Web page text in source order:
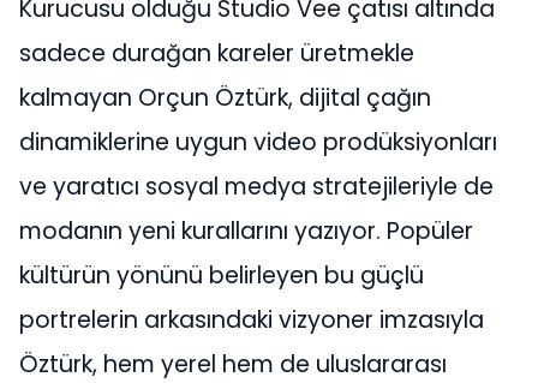
Kurucusu olduğu Studio Vee çatısı altında
sadece durağan kareler üretmekle
kalmayan Orçun Öztürk, dijital çağın
dinamiklerine uygun video prodüksiyonları
ve yaratıcı sosyal medya stratejileriyle de
modanın yeni kurallarını yazıyor. Popüler
kültürün yönünü belirleyen bu güçlü
portrelerin arkasındaki vizyoner imzasıyla
Öztürk, hem yerel hem de uluslararası